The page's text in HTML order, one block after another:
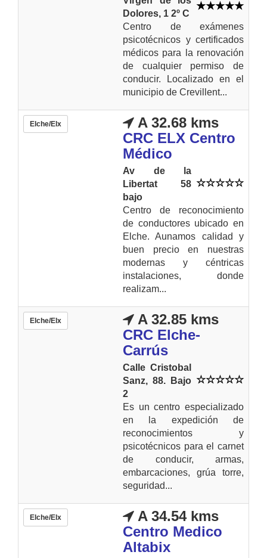
Dolores, 1 2º C
Centro de exámenes
psicotécnicos y certificados
médicos para la renovación
de cualquier permiso de
conducir. Localizado en el
municipio de Crevillent...
Elche/Elx
A 32.68 kms
CRC ELX Centro
Médico
Av de la
Libertat 58
bajo
Centro de reconocimiento
de conductores ubicado en
Elche. Aunamos calidad y
buen precio en nuestras
modernas y céntricas
instalaciones, donde
realizam...
Elche/Elx
A 32.85 kms
CRC Elche-
Carrús
Calle Cristobal
Sanz, 88. Bajo
2
Es un centro especializado
en la expedición de
reconocimientos y
psicotécnicos para el carnet
de conducir, armas,
embarcaciones, grúa torre,
seguridad...
Elche/Elx
A 34.54 kms
Centro Medico
Altabix